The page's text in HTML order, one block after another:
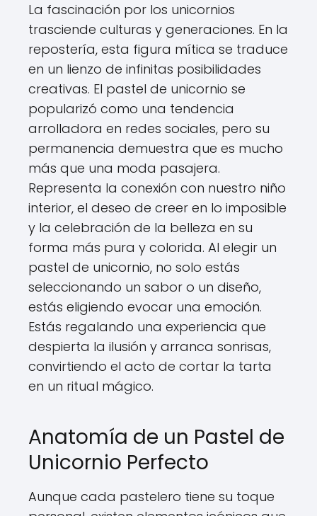
La fascinación por los unicornios
trasciende culturas y generaciones. En la
repostería, esta figura mítica se traduce
en un lienzo de infinitas posibilidades
creativas. El pastel de unicornio se
popularizó como una tendencia
arrolladora en redes sociales, pero su
permanencia demuestra que es mucho
más que una moda pasajera.
Representa la conexión con nuestro niño
interior, el deseo de creer en lo imposible
y la celebración de la belleza en su
forma más pura y colorida. Al elegir un
pastel de unicornio, no solo estás
seleccionando un sabor o un diseño,
estás eligiendo evocar una emoción.
Estás regalando una experiencia que
despierta la ilusión y arranca sonrisas,
convirtiendo el acto de cortar la tarta
en un ritual mágico.
Anatomía de un Pastel de
Unicornio Perfecto
Aunque cada pastelero tiene su toque